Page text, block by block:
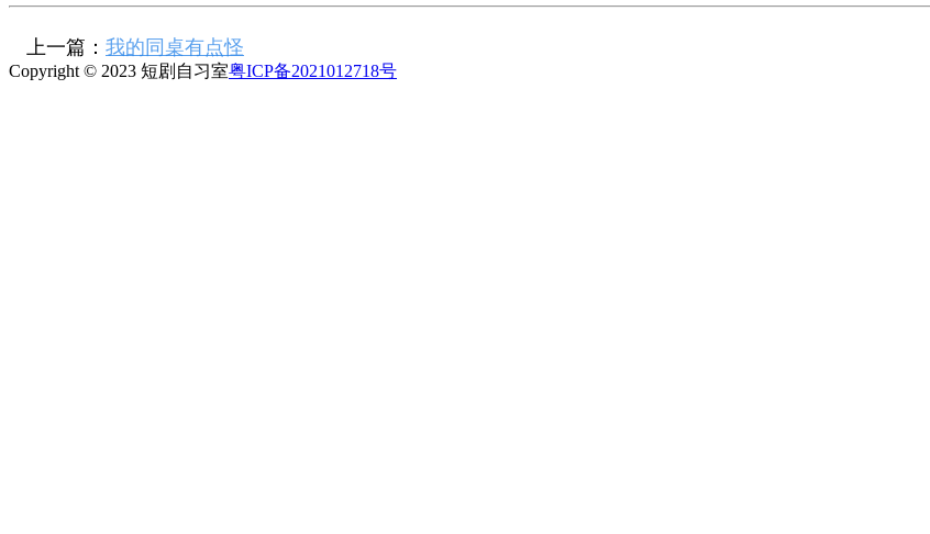
上一篇： 我的同桌有点怪
Copyright © 2023 短剧自习室粤ICP备2021012718号